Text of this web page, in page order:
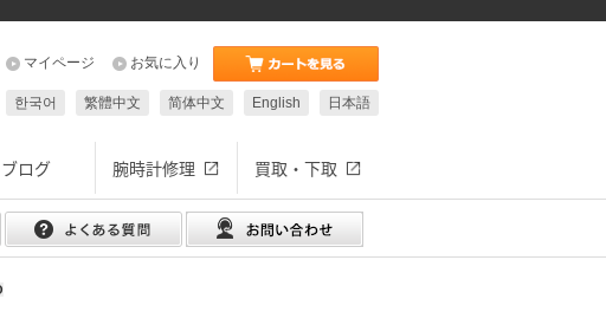
お気に入り
マイページ
日本語
English
简体中文
繁體中文
한국어
ブログ 腕時計修理 買取・下取